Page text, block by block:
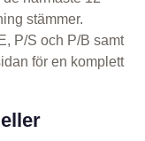
stämmer.
P/S och P/B samt
för en komplett